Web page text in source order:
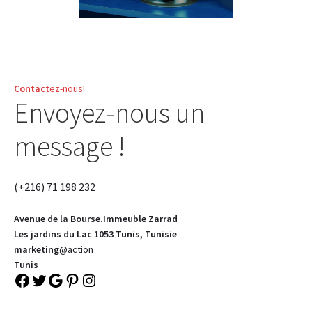
Aspirateur rechargeable – SVC-3455
Aspirateur sans sac – SVC-3476
Aspirateur sans sac – SVC-3479
Aspirateur soufleur – KL-1000
AT-610
Contactez-nous!
Envoyez-nous un
message !
(+216) 71 198 232
Avenue de la Bourse.Immeuble Zarrad
Les jardins du Lac 1053 Tunis, Tunisie
marketing@action
Tunis
Facebook
Twitter
Google
Pinterest
Instagram